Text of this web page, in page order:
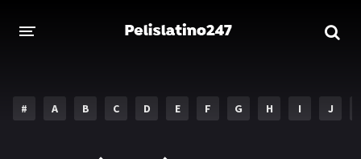
ESTRENOS 2023
# A B C D E F G H I J